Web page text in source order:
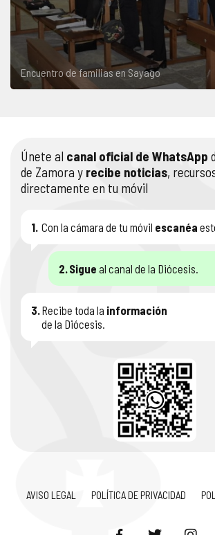
Encuentro de familias en Sayago
Únete al canal oficial de WhatsApp
de Zamora y recibe noticias,
directamente en tu móvil
1. Con la cámara de tu móvil escanéa
2.Sigue al canal de la Diócesis.
3.Recibe toda la información
de la Diócesis.
AVISO LEGAL POLÍTICA DE PRIVACIDAD